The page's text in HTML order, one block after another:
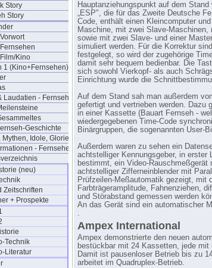
Story
Story
Kino
1 (Kino+Fernsehen)
Laudatien - Fernsehen
Geschichte
Mythen, Idole, Glorie
- Fernsehen
(neu)
Zeitschriften
+ Prospekte
Technik
Literatur
Hauptanziehungspunkt auf dem
„ESP", die für das Zweite Deutsche
Code, enthält einen Kleincomputer
Maschine, mit zwei Slave-
sowie mit zwei Slave- und einer
simuliert werden. Für die Korrektur
festgelegt, so wird der zugehörige
damit sehr bequem bedienbar. Die
sich sowohl Vierkopf- als auch
Einrichtung wurde die
Auf dem Stand sah man außerdem
gefertigt und vertrieben werden. Dazu
in einer Kassette (Bauart Fernseh -
wiedergegebenen Time-Code
Binärgruppen, die sogenannten User-
Außerdem waren zu sehen ein
achtstelliger Kennungsgeber, in erster
bestimmt, ein Video-
achtstelliger Zifferneinblender mit
Prüfzeilen-Meßautomatik gezeigt, mit
Farbträgeramplitude, Fahnenziehen,
und Störabstand gemessen werden
An das Gerät sind ein automatischer
.
Ampex International
Ampex demonstrierte den neuen
bestückbar mit 24 Kassetten, jede
Damit ist pausenloser Betrieb bis zu
arbeitet im Quadruplex-Betrieb.